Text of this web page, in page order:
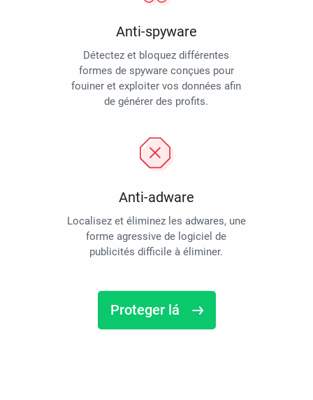
Anti-spyware
Détectez et bloquez différentes
formes de spyware conçues pour
fouiner et exploiter vos données afin
de générer des profits.
Anti-adware
Localisez et éliminez les adwares, une
forme agressive de logiciel de
publicités difficile à éliminer.
Proteger lá